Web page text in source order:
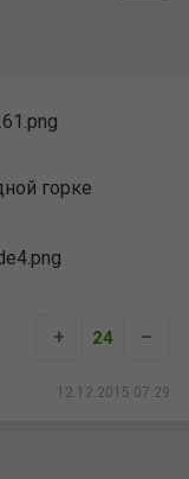
горке
12.12.2015 07:29
+ 24 –